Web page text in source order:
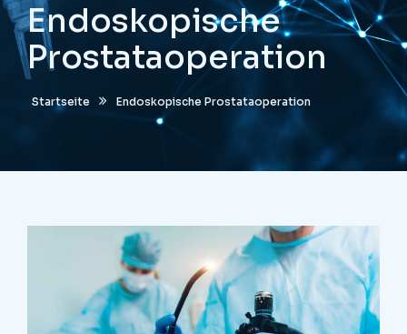
Endoskopische
Prostataoperation
Startseite Endoskopische Prostataoperation